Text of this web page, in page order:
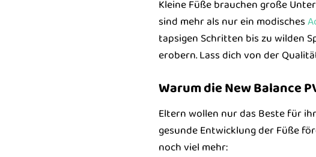
Kleine Füße brauchen große
sind mehr als nur ein modisches
tapsigen Schritten bis zu wilden
erobern. Lass dich von der
Warum die New Balance
Eltern wollen nur das Beste für
gesunde Entwicklung der Füße
noch viel mehr: